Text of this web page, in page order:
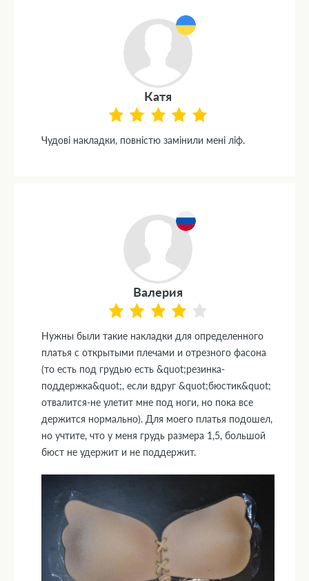
Катя
Чудові накладки, повністю замінили мені ліф.
Валерия
Нужны были такие накладки для определенного
платья с открытыми плечами и отрезного фасона
(то есть под грудью есть &quot;резинка-
поддержка&quot;, если вдруг &quot;бюстик&quot;
отвалится-не улетит мне под ноги, но пока все
держится нормально). Для моего платья подошел,
но учтите, что у меня грудь размера 1,5, большой
бюст не удержит и не поддержит.